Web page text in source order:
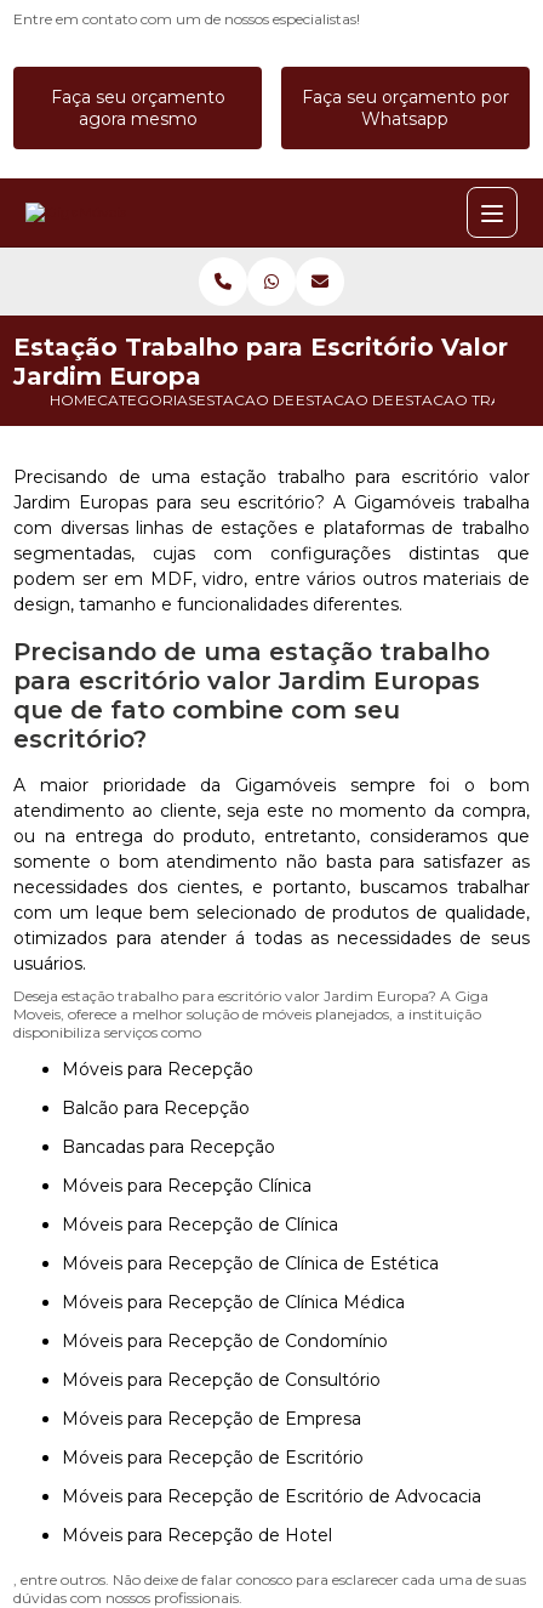
Entre em contato com um de nossos especialistas!
Faça seu orçamento
agora mesmo
Faça seu orçamento por
Whatsapp
HOMECATEGORIASESTACAO DE TRABALHOESTACAO DE TRABALHO COM
ESTACAO
Estação Trabalho para Escritório Valor
Jardim Europa
Precisando de uma estação trabalho para escritório valor
Jardim Europas para seu escritório? A Gigamóveis trabalha
com diversas linhas de estações e plataformas de trabalho
segmentadas, cujas com configurações distintas que
podem ser em MDF, vidro, entre vários outros materiais de
design, tamanho e funcionalidades diferentes.
Precisando de uma estação trabalho
para escritório valor Jardim Europas
que de fato combine com seu
escritório?
A maior prioridade da Gigamóveis sempre foi o bom
atendimento ao cliente, seja este no momento da compra,
ou na entrega do produto, entretanto, consideramos que
somente o bom atendimento não basta para satisfazer as
necessidades dos cientes, e portanto, buscamos trabalhar
com um leque bem selecionado de produtos de qualidade,
otimizados para atender á todas as necessidades de seus
usuários.
Deseja estação trabalho para escritório valor Jardim Europa? A Giga
Moveis, oferece a melhor solução de móveis planejados, a instituição
disponibiliza serviços como
Móveis para Recepção
Balcão para Recepção
Bancadas para Recepção
Móveis para Recepção Clínica
Móveis para Recepção de Clínica
Móveis para Recepção de Clínica de Estética
Móveis para Recepção de Clínica Médica
Móveis para Recepção de Condomínio
Móveis para Recepção de Consultório
Móveis para Recepção de Empresa
Móveis para Recepção de Escritório
Móveis para Recepção de Escritório de Advocacia
Móveis para Recepção de Hotel
, entre outros. Não deixe de falar conosco para esclarecer cada uma de suas
dúvidas com nossos profissionais.